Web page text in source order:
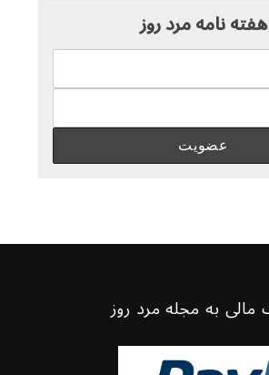
هفته نامه مرد روز
به مجله مرد روز